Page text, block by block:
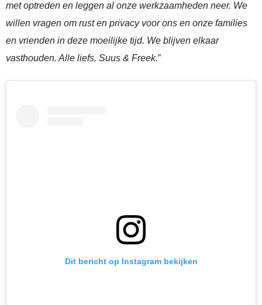
met optreden en leggen al onze werkzaamheden neer. We
willen vragen om rust en privacy voor ons en onze families
en vrienden in deze moeilijke tijd. We blijven elkaar
vasthouden. Alle liefs, Suus & Freek.”
Dit bericht op Instagram bekijken